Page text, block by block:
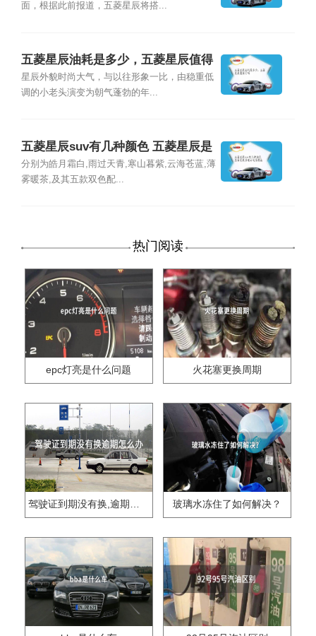
面，根据此前报道，五菱星辰将搭...
五菱星辰油耗是多少，五菱星辰值得
买吗
星辰外貌时尚大气，与以往形象一比，由稳重低
调的小老头演变为朝气蓬勃的年...
五菱星辰suv有几种颜色 五菱星辰是
电动还是燃油
分别为皓月霜白,雨过天青,寒山暮紫,云海苍蓝,薄
雾暖茶,及其五款双色配...
热门阅读
epc灯亮是什么问题 火花塞更换周期
驾驶证到期没有换,逾期怎么办?? 玻璃水冻住了如何解决？